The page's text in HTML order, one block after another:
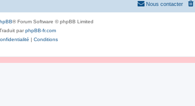
Nous contacter
® Forum Software © phpBB Limited
parphpBB-fr.com
| Conditions